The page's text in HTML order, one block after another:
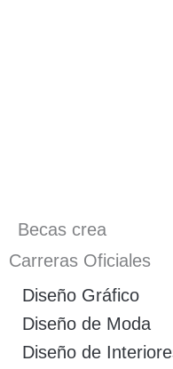
Becas crea
Carreras Oficiales
Diseño Gráfico
Diseño de Moda
Diseño de